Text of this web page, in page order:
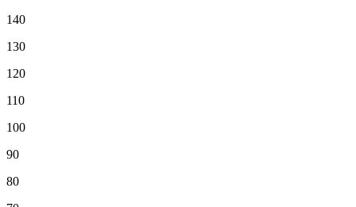
140
130
120
110
100
90
80